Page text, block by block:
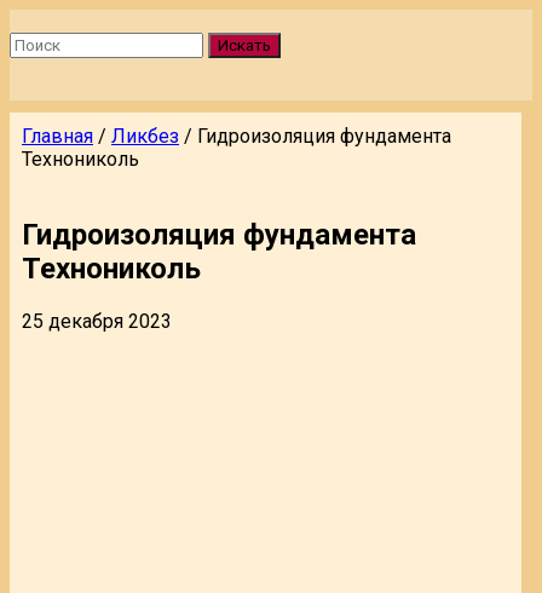
Искать
Главная / Ликбез / Гидроизоляция фундамента
Технониколь
Гидроизоляция фундамента
Технониколь
25 декабря 2023